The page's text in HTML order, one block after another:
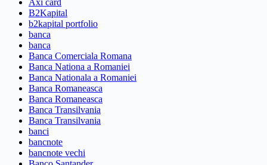
B2Kapital
b2kapital portfolio
banca
banca
Banca Comerciala Romana
Banca Nationa a Romaniei
Banca Nationala a Romaniei
Banca Romaneasca
Banca Romaneasca
Banca Transilvania
Banca Transilvania
banci
bancnote
bancnote vechi